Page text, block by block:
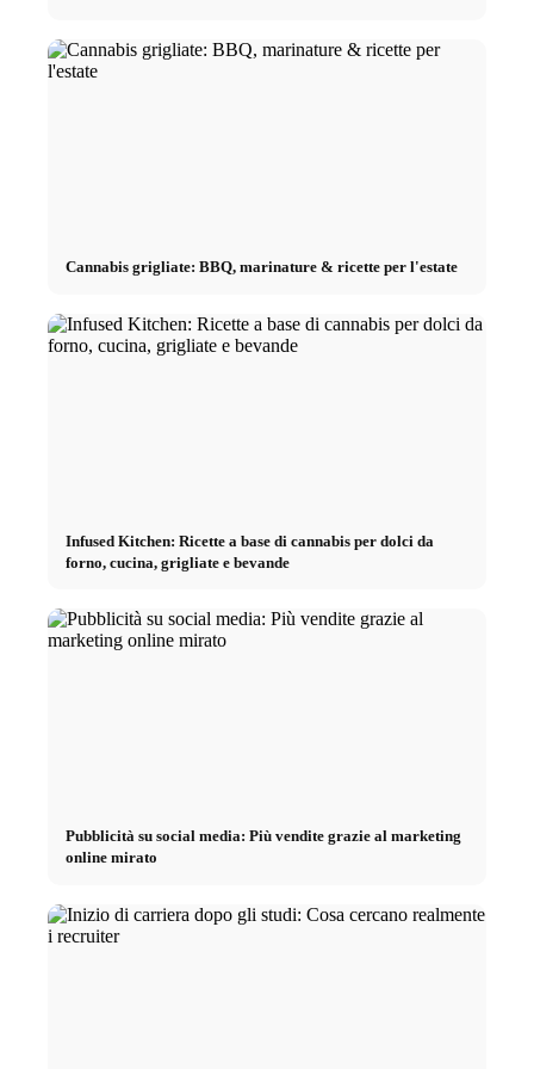
Cannabis grigliate: BBQ, marinature & ricette per l'estate
Infused Kitchen: Ricette a base di cannabis per dolci da
forno, cucina, grigliate e bevande
Pubblicità su social media: Più vendite grazie al marketing
online mirato